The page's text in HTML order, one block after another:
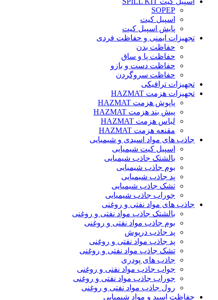
SOPEP
اسپیل کیت
پایش اسپیل کیت
تجهیزات ایمنی و حفاظت فردی
حفاظت بدن
حفاظت پا و ساق
حفاظت دست و بازو
حفاظت سروگردن
تجهیزات ترافیکی
تجهیزات هزمت HAZMAT
پاپوش هزمت HAZMAT
پیش بند هزمت HAZMAT
لباس هزمت HAZMAT
مقنعه هزمت HAZMAT
جاذب های مواد اسیدی و شیمیایی
اسپیل کیت شیمیایی
بالشتک جاذب شیمیایی
بوم جاذب شیمیایی
پد جاذب شیمیایی
تشک جاذب شیمیایی
جوراب جاذب شیمیایی
جاذب های مواد نفتی و روغنی
بالشتک جاذب مواد نفتی و روغنی
بوم جاذب مواد نفتی و روغنی
پد جاذب درپوش
پد جاذب مواد نفتی و روغنی
تشک جاذب مواد نفتی و روغنی
جاذب های پودری
جواب جاذب مواد نفتی و روغنی
جوراب جاذب مواد نفتی و روغنی
رول جاذب مواد نفتی و روغنی
حفاظت اسید و مواد شیمیایی